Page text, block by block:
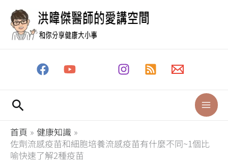
搜
尋
首頁
健康知識
佐劑流感疫苗和細胞培養流感疫苗有什麼不同~1個比
喻快速了解2種疫苗